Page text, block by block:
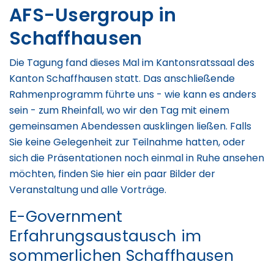
AFS-Usergroup in
Schaffhausen
Die Tagung fand dieses Mal im Kantonsratssaal des
Kanton Schaffhausen statt. Das anschließende
Rahmenprogramm führte uns - wie kann es anders
sein - zum Rheinfall, wo wir den Tag mit einem
gemeinsamen Abendessen ausklingen ließen. Falls
Sie keine Gelegenheit zur Teilnahme hatten, oder
sich die Präsentationen noch einmal in Ruhe ansehen
möchten, finden Sie hier ein paar Bilder der
Veranstaltung und alle Vorträge.
E-Government
Erfahrungsaustausch im
sommerlichen Schaffhausen